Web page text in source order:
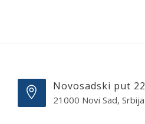
Novosadski put 22
21000 Novi Sad, Srbija